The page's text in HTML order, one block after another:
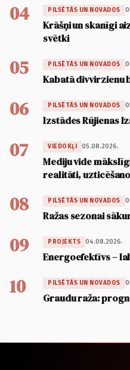
04 PILSĒTĀS UN NOVADOS
Krāšņi un skanīgi
svētki
05 PILSĒTĀS UN NOVADOS
Kabatā divvirzienu
06 PILSĒTĀS UN NOVADOS
Izstādes Rūjienas
07 VIEDOKĻI 05.08.2026.
Mediju vide
realitāti,
08 PILSĒTĀS UN NOVADOS
Ražas sezonai
09 PROJEKTS 04.08.2026.
Energoefektīvs –
10 PILSĒTĀS UN NOVADOS
Graudu raža: